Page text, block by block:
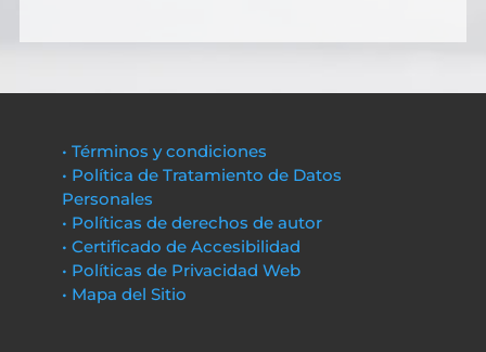
• Términos y condiciones
• Política de Tratamiento de Datos
Personales
• Políticas de derechos de autor
• Certificado de Accesibilidad
• Políticas de Privacidad Web
• Mapa del Sitio